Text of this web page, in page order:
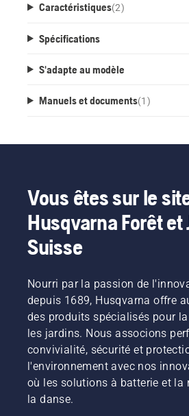
Caractéristiques(2)
Spécifications
S'adapte au modèle
Manuels et documents(1 )
Vous êtes sur le
Husqvarna Forêt et
Suisse
Nourri par la passion de
depuis 1689, Husqvarna offre
des produits spécialisés pour
les jardins. Nous associons
convivialité, sécurité et
l'environnement avec nos
où les solutions à batterie et la
la danse.